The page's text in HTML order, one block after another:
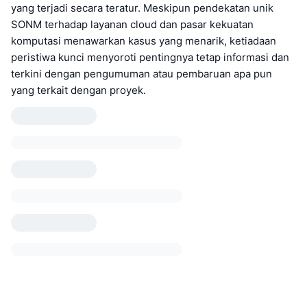
yang terjadi secara teratur. Meskipun pendekatan unik
SONM terhadap layanan cloud dan pasar kekuatan
komputasi menawarkan kasus yang menarik, ketiadaan
peristiwa kunci menyoroti pentingnya tetap informasi dan
terkini dengan pengumuman atau pembaruan apa pun
yang terkait dengan proyek.